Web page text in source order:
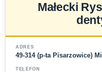
Małecki
ADRES
49-314 (p-ta Pisarzowice)
TELEFON